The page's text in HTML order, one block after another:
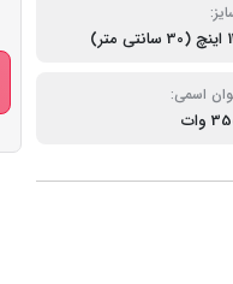
متر)
اسمی:
وات